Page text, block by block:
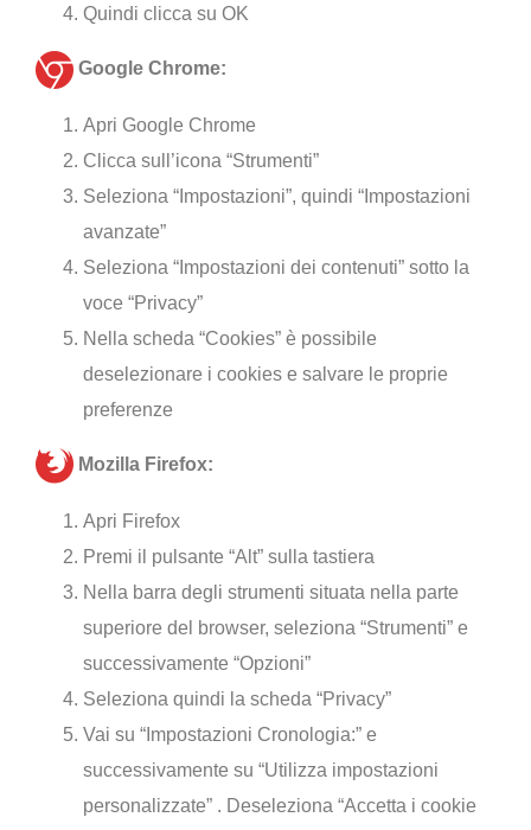
Quindi clicca su OK
Google Chrome:
Apri Google Chrome
Clicca sull’icona “Strumenti”
Seleziona “Impostazioni”, quindi “Impostazioni
avanzate”
Seleziona “Impostazioni dei contenuti” sotto la
voce “Privacy”
Nella scheda “Cookies” è possibile
deselezionare i cookies e salvare le proprie
preferenze
Mozilla Firefox:
Apri Firefox
Premi il pulsante “Alt” sulla tastiera
Nella barra degli strumenti situata nella parte
superiore del browser, seleziona “Strumenti” e
successivamente “Opzioni”
Seleziona quindi la scheda “Privacy”
Vai su “Impostazioni Cronologia:” e
successivamente su “Utilizza impostazioni
personalizzate” . Deseleziona “Accetta i cookie